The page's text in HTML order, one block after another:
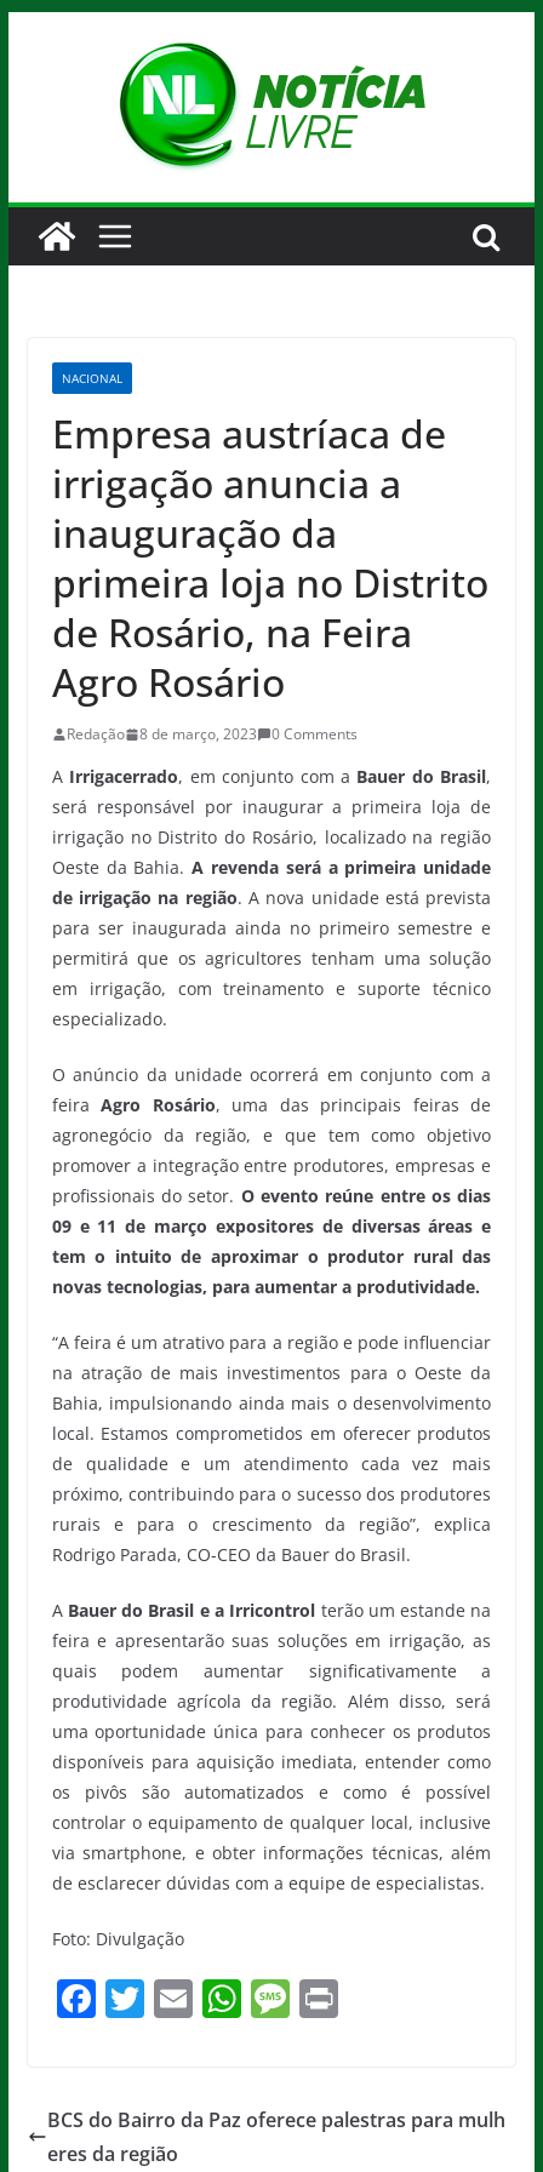
NACIONAL
Empresa austríaca de
irrigação anuncia a
inauguração da
primeira loja no Distrito
de Rosário, na Feira
Agro Rosário
Redação 8 de março, 2023 0 Comments
A Irrigacerrado, em conjunto com a Bauer do Brasil,
será responsável por inaugurar a primeira loja de
irrigação no Distrito do Rosário, localizado na região
Oeste da Bahia. A revenda será a primeira unidade
de irrigação na região. A nova unidade está prevista
para ser inaugurada ainda no primeiro semestre e
permitirá que os agricultores tenham uma solução
em irrigação, com treinamento e suporte técnico
especializado.
O anúncio da unidade ocorrerá em conjunto com a
feiraAgro Rosário, uma das principais feiras de
agronegócio da região, e que tem como objetivo
promover a integração entre produtores, empresas e
profissionais do setor. O evento reúne entre os dias
09 e 11 de março expositores de diversas áreas e
tem o intuito de aproximar o produtor rural das
novas tecnologias, para aumentar a produtividade.
“A feira é um atrativo para a região e pode influenciar
na atração de mais investimentos para o Oeste da
Bahia, impulsionando ainda mais o desenvolvimento
local. Estamos comprometidos em oferecer produtos
de qualidade e um atendimento cada vez mais
próximo, contribuindo para o sucesso dos produtores
rurais e para o crescimento da região”, explica
Rodrigo Parada, CO-CEO da Bauer do Brasil.
A Bauer do Brasil e a Irricontrol terão um estande na
feira e apresentarão suas soluções em irrigação, as
quais podem aumentar significativamente a
produtividade agrícola da região. Além disso, será
uma oportunidade única para conhecer os produtos
disponíveis para aquisição imediata, entender como
os pivôs são automatizados e como é possível
controlar o equipamento de qualquer local, inclusive
via smartphone, e obter informações técnicas, além
de esclarecer dúvidas com a equipe de especialistas.
Foto: Divulgação
F
e
b
T
er
E
l
W
s
M
a
Pr
BCS do Bairro da Paz oferece palestras para mulh
eres da região